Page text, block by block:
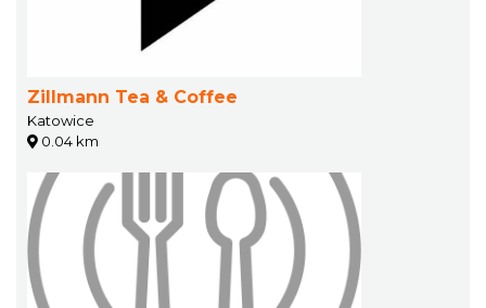
Zillmann Tea & Coffee
Katowice
0.04 km